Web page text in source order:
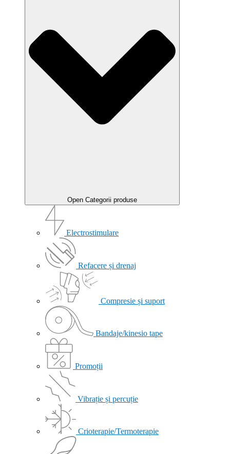
Open Categorii produse
Electrostimulare
Refacere și drenaj
Compresie și suport
Bandaje/kinesio tape
Promoții
Vibrație și percuție
Crioterapie/Termoterapie